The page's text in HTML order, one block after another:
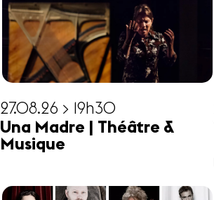
27.08.26 > 19h30
Una Madre | Théâtre &
Musique